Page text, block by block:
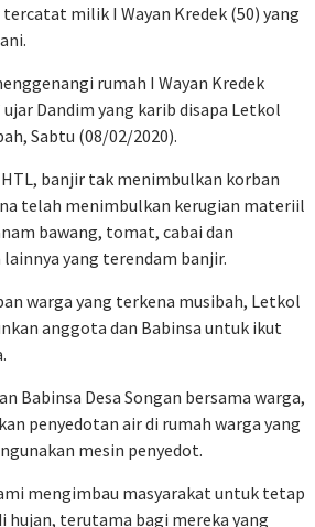
milik I Wayan Kredek (50) yang
rumah I Wayan Kredek
Dandim yang karib disapa Letkol
Sabtu (08/02/2020).
banjir tak menimbulkan korban
telah menimbulkan kerugian materiil
bawang, tomat, cabai dan
lainnya yang terendam banjir.
warga yang terkena musibah, Letkol
anggota dan Babinsa untuk ikut
Babinsa Desa Songan bersama warga,
penyedotan air di rumah warga yang
mesin penyedot.
mengimbau masyarakat untuk tetap
hujan, terutama bagi mereka yang